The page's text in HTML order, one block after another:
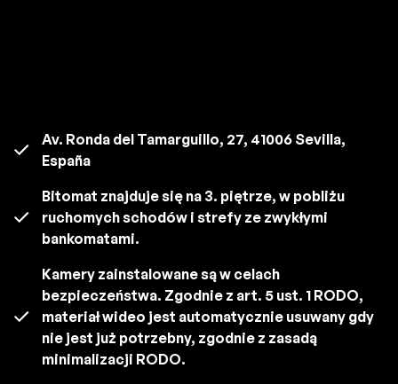
Av. Ronda del Tamarguillo, 27, 41006 Sevilla,
España
Bitomat znajduje się na 3. piętrze, w pobliżu
ruchomych schodów i strefy ze zwykłymi
bankomatami.
Kamery zainstalowane są w celach
bezpieczeństwa. Zgodnie z art. 5 ust. 1 RODO,
materiał wideo jest automatycznie usuwany gdy
nie jest już potrzebny, zgodnie z zasadą
minimalizacji RODO.